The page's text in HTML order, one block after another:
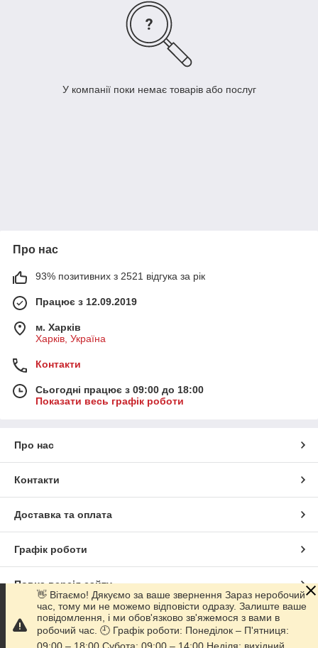
У компанії поки немає товарів або послуг
Про нас
93% позитивних з 2521 відгука за рік
Працює з 12.09.2019
м. Харків
Харків, Україна
Контакти
Сьогодні працює з 09:00 до 18:00
Показати весь графік роботи
Про нас
Контакти
Доставка та оплата
Графік роботи
Повна версія сайту
Сайт створено на маркетплейсіProm.ua
👋 Вітаємо! Дякуємо за ваше звернення Зараз неробочий
час, тому ми не можемо відповісти одразу. Залиште ваше
повідомлення, і ми обов'язково зв'яжемося з вами в
робочий час. 🕘 Графік роботи: Понеділок – П'ятниця: